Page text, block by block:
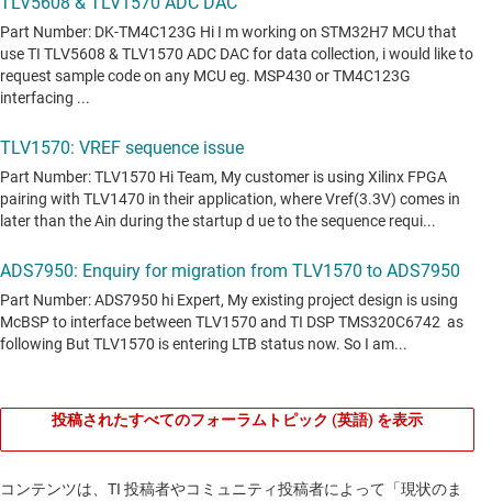
投稿されたすべてのフォーラムトピック (英語) を表示
コンテンツは、TI 投稿者やコミュニティ投稿者によって「現状のま